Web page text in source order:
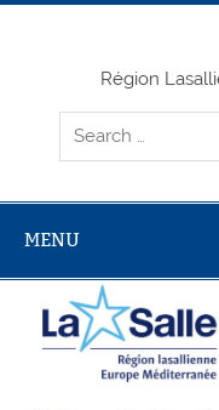
Skip
Région
MENU